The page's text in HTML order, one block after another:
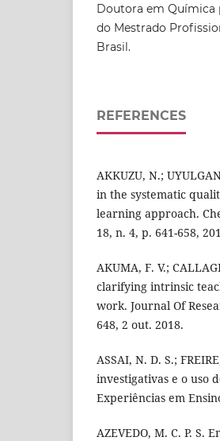
Doutora em Química
do Mestrado
Brasil.
REFERENCES
AKKUZU, N.;
in the systematic
learning approach.
18, n. 4, p. 641-658,
AKUMA, F. V.;
clarifying intrinsic
work. Journal Of
648, 2 out. 2018.
ASSAI, N. D. S.;
investigativas e o uso
Experiências em
AZEVEDO, M. C. P. S.